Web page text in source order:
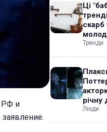
РФ и
Ці
скарб
Тренди
річну
Люди